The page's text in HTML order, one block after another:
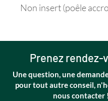
Non insert (poêle
Prenez rendez-
Une question, une
pour tout autre conseil,
nous contacter !